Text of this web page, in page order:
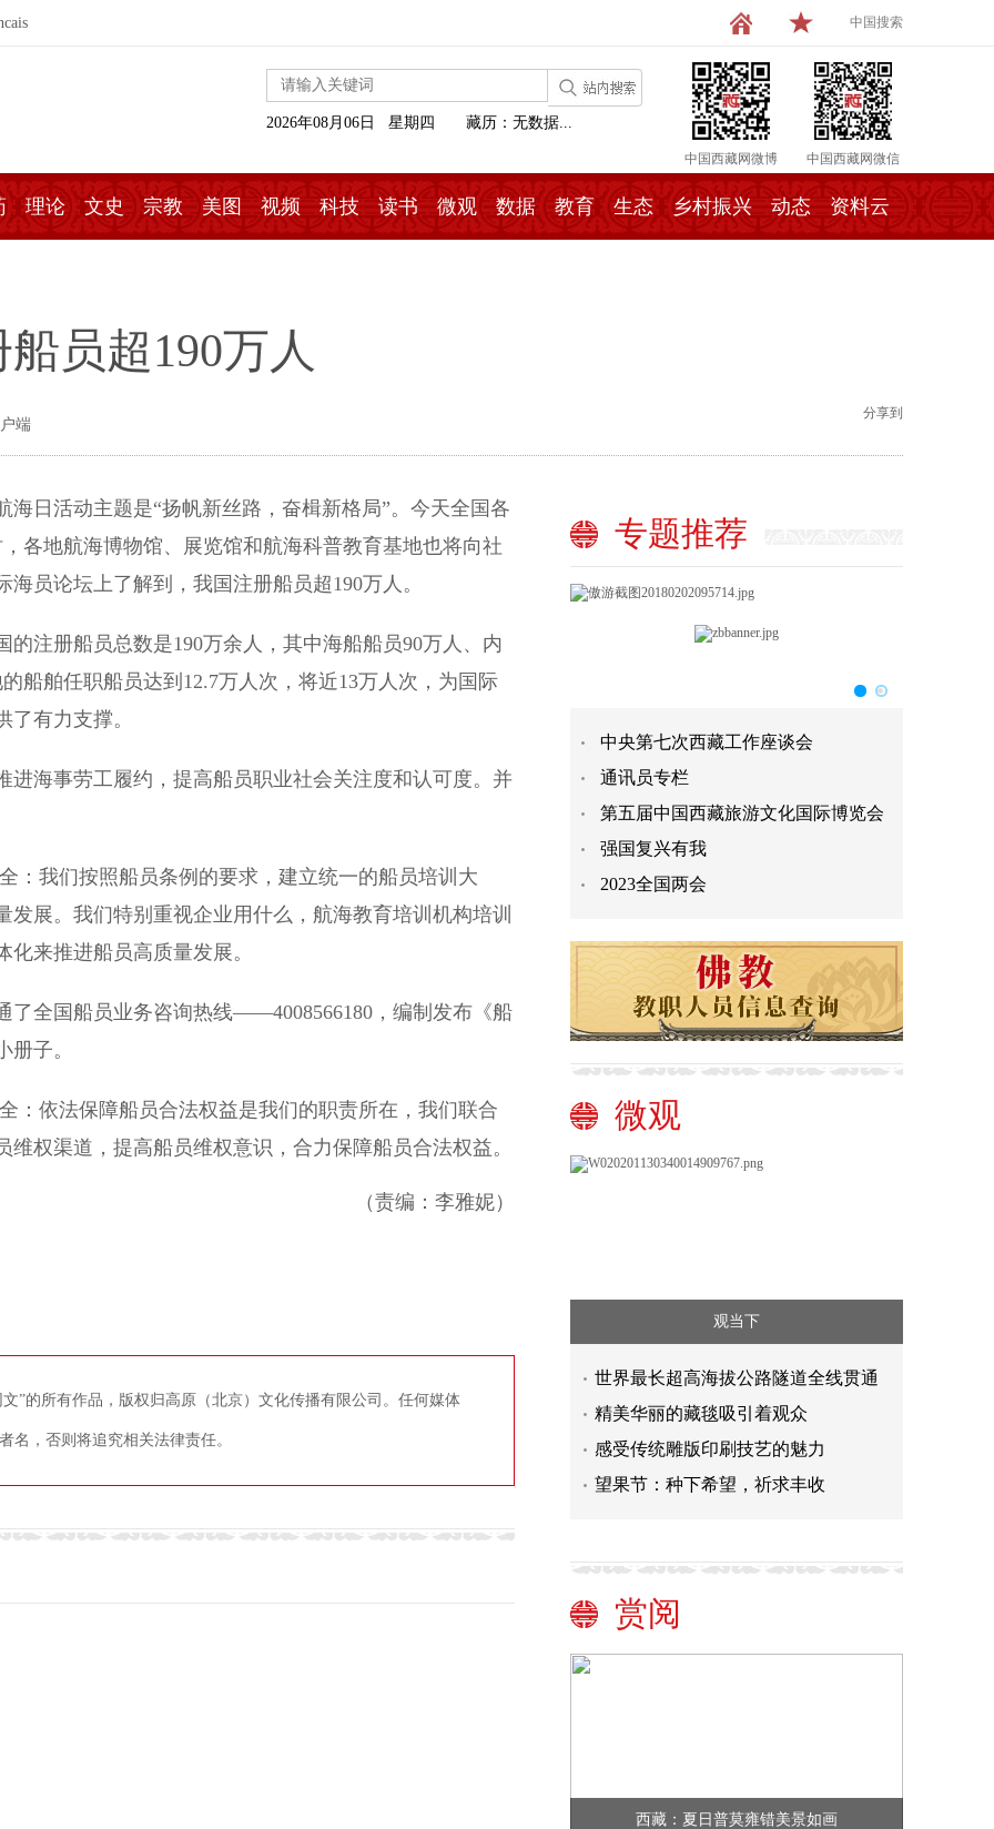
中国搜索
中国西藏网微博 中国西藏网微信
2026年08月06日 星期四 藏历：无数据...
理论 文史 宗教 美图 视频 科技 读书 微观 数据 教育 生态 乡村振兴 动态 资料云
员超190万人
端
分享到
活动主题是“扬帆新丝路，奋楫新格局”。今天全国各
各地航海博物馆、展览馆和航海科普教育基地也将向社
员论坛上了解到，我国注册船员超190万人。
册船员总数是190万余人，其中海船船员90万人、内
船舶任职船员达到12.7万人次，将近13万人次，为国际
有力支撑。
事劳工履约，提高船员职业社会关注度和认可度。并
我们按照船员条例的要求，建立统一的船员培训大
展。我们特别重视企业用什么，航海教育培训机构培训
来推进船员高质量发展。
全国船员业务咨询热线——4008566180，编制发布《船
子。
依法保障船员合法权益是我们的职责所在，我们联合
权渠道，提高船员维权意识，合力保障船员合法权益。
（责编：李雅妮）
”的所有作品，版权归高原（北京）文化传播有限公司。任何媒体
名，否则将追究相关法律责任。
专题推荐
中央第七次西藏工作座谈会
通讯员专栏
第五届中国西藏旅游文化国际博览会
强国复兴有我
2023全国两会
微观
观当下
世界最长超高海拔公路隧道全线贯通
精美华丽的藏毯吸引着观众
感受传统雕版印刷技艺的魅力
望果节：种下希望，祈求丰收
赏阅
西藏：夏日普莫雍错美景如画